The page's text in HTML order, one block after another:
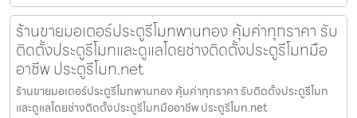
ร้านขายมอเตอร์ประตูรีโมทพานทอง คุ้มค่าทุกราคา รับ
ติดตั้งประตูรีโมทและดูแลโดยช่างติดตั้งประตูรีโมทมือ
อาชีพ ประตูรีโมท.net
ร้านขายมอเตอร์ประตูรีโมทพานทอง คุ้มค่าทุกราคา รับติดตั้งประตูรีโมท
และดูแลโดยช่างติดตั้งประตูรีโมทมืออาชีพ ประตูรีโมท.net